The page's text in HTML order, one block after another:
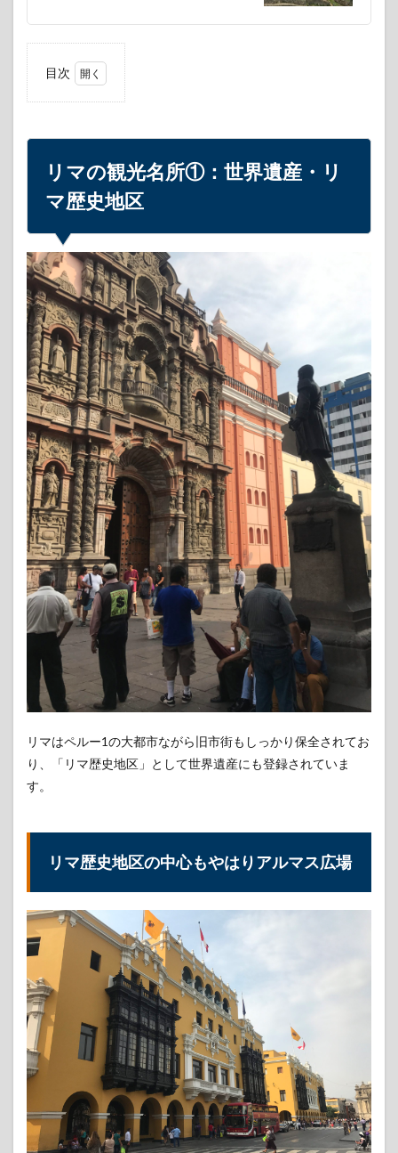
目次
所
①：
世界
遺
リマ
歴史
地区
1.1
リマ
歴史
地区
の中
心も
やは
りア
ルマ
ス広
場
1.2
アル
マス
広場
周辺
では
買い
物も
オス
スメ
（値
段高
めな
可能
ア
リ）
ーター
かが？
1.2.2
スペイ
ン語が
片言で
もでき
ルー旅
がより
楽しく
1.3
リマ
歴史
地区
リマの観光名所①：世界遺産・リ
マ歴史地区
リマはペルー1の大都市ながら旧市街もしっかり保全されてお
り、「リマ歴史地区」として世界遺産にも登録されていま
す。
リマ歴史地区の中心もやはりアルマス広場